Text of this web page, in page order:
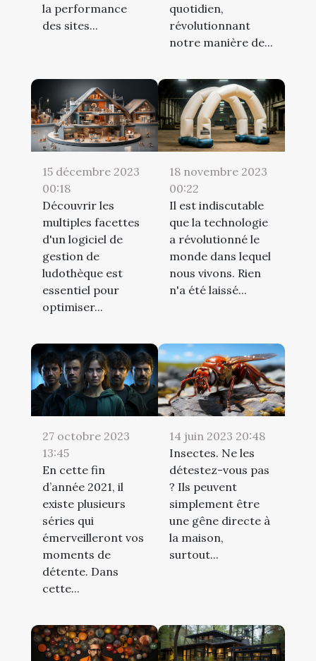
la performance
des sites...
quotidien,
révolutionnant
notre manière de...
15 décembre 2023
00:18
Découvrir les
multiples facettes
d'un logiciel de
gestion de
ludothèque est
essentiel pour
optimiser...
18 novembre 2023
00:22
Il est indiscutable
que la technologie
a révolutionné le
monde dans lequel
nous vivons. Rien
n'a été laissé...
27 octobre 2023
13:45
En cette fin
d’année 2021, il
existe plusieurs
séries qui
émerveilleront vos
moments de
détente. Dans
cette...
14 juin 2023 20:48
Insectes. Ne les
détestez-vous pas
? Ils peuvent
simplement être
une gêne directe à
la maison,
surtout...